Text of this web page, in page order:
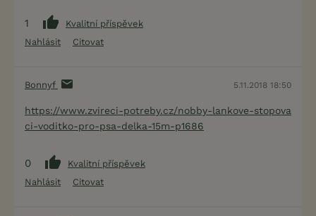
1
Kvalitní příspěvek
Nahlásit
Citovat
Bonnyf 5.11.2018 18:50
https://www.zvireci-potreby.cz/nobby-lankove-stopova
ci-voditko-pro-psa-delka-15m-p1686
0
Kvalitní příspěvek
Nahlásit
Citovat